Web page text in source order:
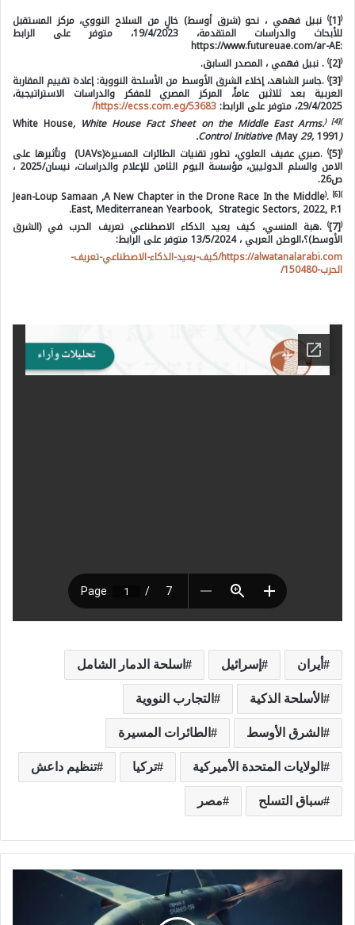
(
[1]
) نبيل فهمي ، نحو (شرق أوسط) خالٍ من السلاح النووي، مركز المستقبل
للأبحاث والدراسات المتقدمة، 19/4/2023، متوفر على الرابط
:https://www.futureuae.com/ar-AE
(
[2]
) . نبيل فهمي ، المصدر السابق.
(
[3]
) .جاسر الشاهد، إخلاء الشرق الأوسط من الأسلحة النووية: إعادة تقييم المقاربة
العربية بعد ثلاثين عاماً، المركز المصري للمفكر والدراسات الاستراتيجية،
29/4/2025، متوفر على الرابط: https://ecss.com.eg/53683/
)
[4]
(
.
White House, White House Fact Sheet on the Middle East Arms
Control Initiative (May29,1991).
(
[5]
) .صبري عفيف العلوي، تطور تقنيات الطائرات المسيرة(UAVs) وتأثيرها على
الامن والسلم الدوليين، مؤسسة اليوم الثامن للإعلام والدراسات، نيسان/2025 ،
ص26.
)[6]
.
(
Jean-Loup Samaan ,A New Chapter in the Drone Race In the Middle
East, Mediterranean Yearbook, Strategic Sectors, 2022, P.1.
(
[7]
) .هبة المنسي، كيف يعيد الذكاء الاصطناعي تعريف الحرب في (الشرق
الأوسط)؟،الوطن العربي ، 13/5/2024 متوفر على الرابط:
https://alwatanalarabi.com/كيف-يعيد-الذكاء-الاصطناعي-تعريف-
الحرب-150480/
أيران إسرائيل اسلحة الدمار الشامل
الأسلحة الذكية التجارب النووية
الشرق الأوسط الطائرات المسيرة
الولايات المتحدة الأميركية تركيا تنظيم داعش
سباق التسلح مصر